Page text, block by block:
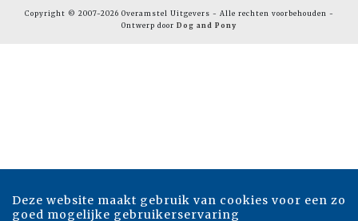
Copyright © 2007-2026 Overamstel Uitgevers - Alle rechten voorbehouden -
Ontwerp door Dog and Pony
Deze website maakt gebruik van cookies voor een zo
goed mogelijke gebruikerservaring